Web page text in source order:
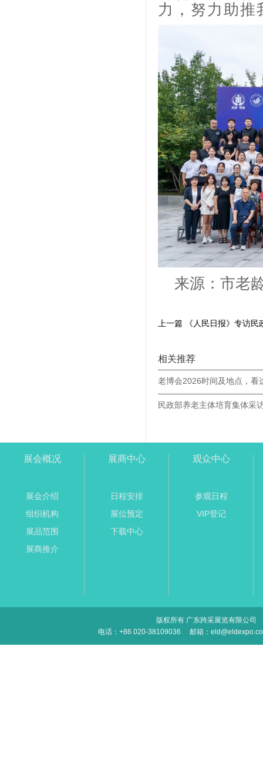
力，努力助推
来源：市老
相关推荐
老博会2026时间及地点，看
展会概况
展会介绍
组织机构
展品范围
展商推介
展商中心
日程安排
展位预定
下载中心
观众中心
参观日程
VIP登记
版权所有 广东跨采展览有限公司
电话：+86 020-38109036
邮箱：